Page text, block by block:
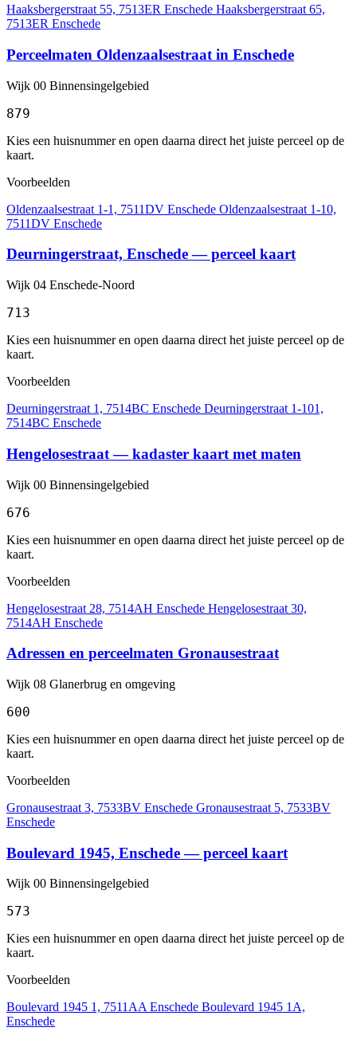
Haaksbergerstraat 55, 7513ER Enschede Haaksbergerstraat 65,
7513ER Enschede
Perceelmaten Oldenzaalsestraat in Enschede
Wijk 00 Binnensingelgebied
879
Kies een huisnummer en open daarna direct het juiste perceel op de
kaart.
Voorbeelden
Oldenzaalsestraat 1-1, 7511DV Enschede Oldenzaalsestraat 1-10,
7511DV Enschede
Deurningerstraat, Enschede — perceel kaart
Wijk 04 Enschede-Noord
713
Kies een huisnummer en open daarna direct het juiste perceel op de
kaart.
Voorbeelden
Deurningerstraat 1, 7514BC Enschede Deurningerstraat 1-101,
7514BC Enschede
Hengelosestraat — kadaster kaart met maten
Wijk 00 Binnensingelgebied
676
Kies een huisnummer en open daarna direct het juiste perceel op de
kaart.
Voorbeelden
Hengelosestraat 28, 7514AH Enschede Hengelosestraat 30,
7514AH Enschede
Adressen en perceelmaten Gronausestraat
Wijk 08 Glanerbrug en omgeving
600
Kies een huisnummer en open daarna direct het juiste perceel op de
kaart.
Voorbeelden
Gronausestraat 3, 7533BV Enschede Gronausestraat 5, 7533BV
Enschede
Boulevard 1945, Enschede — perceel kaart
Wijk 00 Binnensingelgebied
573
Kies een huisnummer en open daarna direct het juiste perceel op de
kaart.
Voorbeelden
Boulevard 1945 1, 7511AA Enschede Boulevard 1945 1A,
Enschede